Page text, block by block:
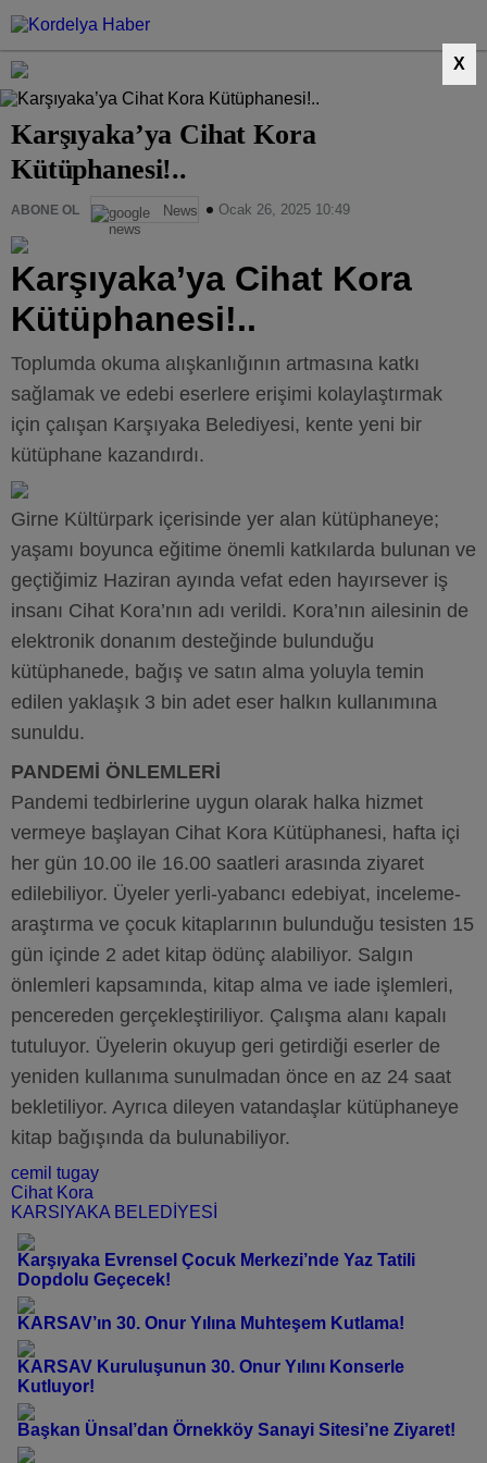
X
Karşıyaka’ya Cihat Kora
Kütüphanesi!..
ABONE OL News Ocak 26, 2025 10:49
Karşıyaka’ya Cihat Kora
Kütüphanesi!..
Toplumda okuma alışkanlığının artmasına katkı
sağlamak ve edebi eserlere erişimi kolaylaştırmak
için çalışan Karşıyaka Belediyesi, kente yeni bir
kütüphane kazandırdı.
Girne Kültürpark içerisinde yer alan kütüphaneye;
yaşamı boyunca eğitime önemli katkılarda bulunan ve
geçtiğimiz Haziran ayında vefat eden hayırsever iş
insanı Cihat Kora’nın adı verildi. Kora’nın ailesinin de
elektronik donanım desteğinde bulunduğu
kütüphanede, bağış ve satın alma yoluyla temin
edilen yaklaşık 3 bin adet eser halkın kullanımına
sunuldu.
PANDEMİ ÖNLEMLERİ
Pandemi tedbirlerine uygun olarak halka hizmet
vermeye başlayan Cihat Kora Kütüphanesi, hafta içi
her gün 10.00 ile 16.00 saatleri arasında ziyaret
edilebiliyor. Üyeler yerli-yabancı edebiyat, inceleme-
araştırma ve çocuk kitaplarının bulunduğu tesisten 15
gün içinde 2 adet kitap ödünç alabiliyor. Salgın
önlemleri kapsamında, kitap alma ve iade işlemleri,
pencereden gerçekleştiriliyor. Çalışma alanı kapalı
tutuluyor. Üyelerin okuyup geri getirdiği eserler de
yeniden kullanıma sunulmadan önce en az 24 saat
bekletiliyor. Ayrıca dileyen vatandaşlar kütüphaneye
kitap bağışında da bulunabiliyor.
cemil tugay
Cihat Kora
KARSIYAKA BELEDİYESİ
Karşıyaka Evrensel Çocuk Merkezi’nde Yaz Tatili
Dopdolu Geçecek!
KARSAV’ın 30. Onur Yılına Muhteşem Kutlama!
KARSAV Kuruluşunun 30. Onur Yılını Konserle
Kutluyor!
Başkan Ünsal’dan Örnekköy Sanayi Sitesi’ne Ziyaret!